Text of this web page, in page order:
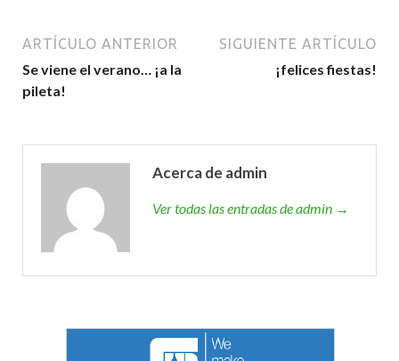
ARTÍCULO ANTERIOR
Se viene el verano… ¡a la
pileta!
SIGUIENTE ARTÍCULO
¡felices fiestas!
Acerca de admin
Ver todas las entradas de admin →